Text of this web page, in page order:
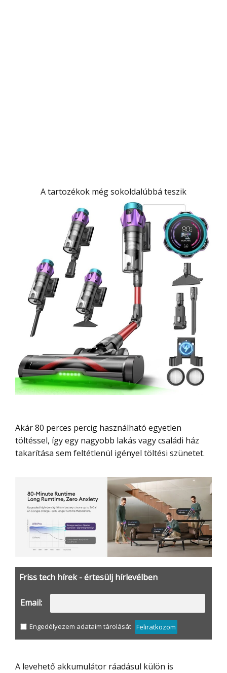
A tartozékok még sokoldalúbbá teszik
Akár 80 perces percig használható egyetlen
töltéssel, így egy nagyobb lakás vagy családi ház
takarítása sem feltétlenül igényel töltési szünetet.
Friss tech hírek - értesülj hírlevélben
Email:
Engedélyezem adataim tárolását Feliratkozom
A levehető akkumulátor ráadásul külön is